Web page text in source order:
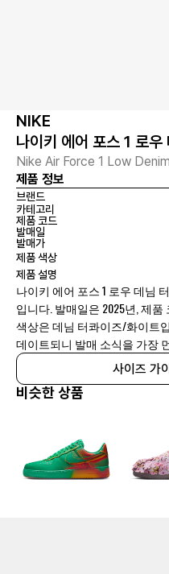
NIKE
나이키 에어 포스 1 로우
Nike Air Force 1 Low
제품 정보
브랜드
카테고리
제품 코드
발매일
발매가
제품 색상
제품 설명
나이키 에어 포스 1 로우 데님 터
입니다. 발매일은 2025년, 제품
색상은 데님 터콰이즈/화이트
데이트되니 발매 소식을 가장
사이즈 가
비슷한 상품